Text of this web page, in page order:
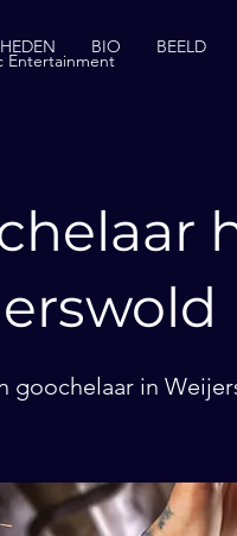
Entertainment
BIO BEELD
goochelaar in